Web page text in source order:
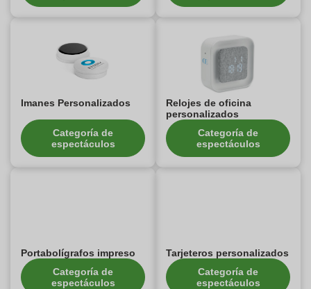
Imanes Personalizados
Categoría de
espectáculos
Relojes de oficina
personalizados
Categoría de
espectáculos
Portabolígrafos impreso
Categoría de
espectáculos
Tarjeteros personalizados
Categoría de
espectáculos